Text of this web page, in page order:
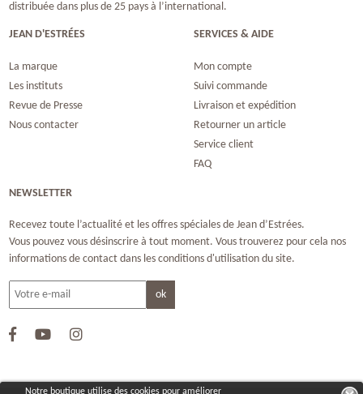
Notre boutique utilise des cookies pour améliorer
distribuée dans plus de 25 pays à l’international.
JEAN D'ESTRÉES
La marque
Les instituts
Revue de Presse
Nous contacter
SERVICES & AIDE
Mon compte
Suivi commande
Livraison et expédition
Retourner un article
Service client
FAQ
NEWSLETTER
Recevez toute l’actualité et les offres spéciales de Jean d’Estrées.
Vous pouvez vous désinscrire à tout moment. Vous trouverez pour cela nos
informations de contact dans les conditions d'utilisation du site.